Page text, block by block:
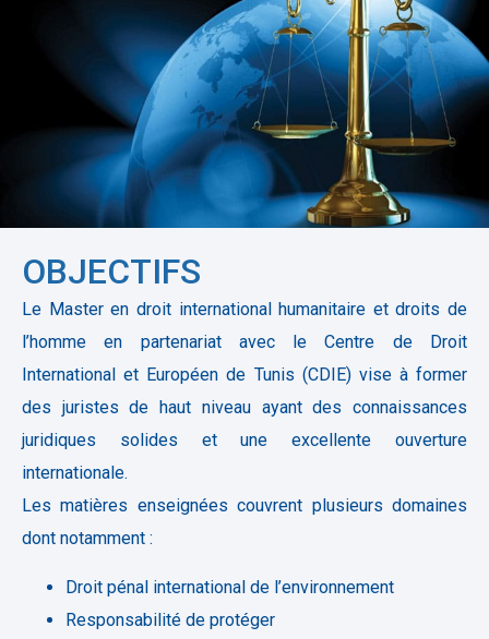
OBJECTIFS
Le Master en droit international humanitaire et droits de
l’homme en partenariat avec le Centre de Droit
International et Européen de Tunis (CDIE) vise à former
des juristes de haut niveau ayant des connaissances
juridiques solides et une excellente ouverture
internationale.
Les matières enseignées couvrent plusieurs domaines
dont notamment :
Droit pénal international de l’environnement
Responsabilité de protéger